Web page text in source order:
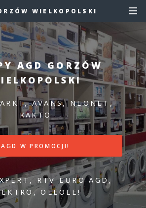
WIELKOPOLSKI
AGD GORZÓW
AVANS, NEONET,
KAKTO
AGD W PROMOCJI!
RTV EURO AGD,
OLEOLE!